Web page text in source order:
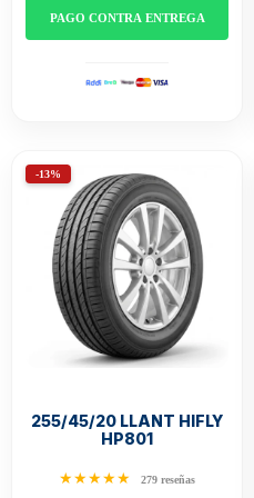
PAGO CONTRA ENTREGA
-13%
255/45/20 LLANT HIFLY
HP801
★★★★★ 279 reseñas